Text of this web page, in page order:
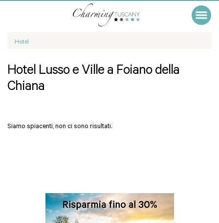
Hotel
Hotel Lusso e Ville a Foiano della
Chiana
Siamo spiacenti, non ci sono risultati.